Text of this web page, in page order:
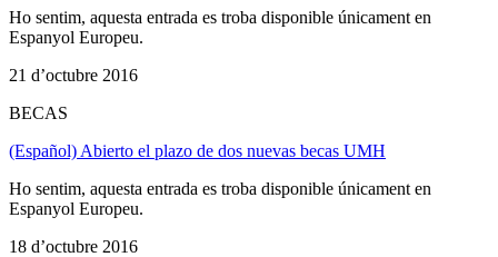
Ho sentim, aquesta entrada es troba disponible únicament en
Espanyol Europeu.
21 d’octubre 2016
BECAS
(Español) Abierto el plazo de dos nuevas becas UMH
Ho sentim, aquesta entrada es troba disponible únicament en
Espanyol Europeu.
18 d’octubre 2016